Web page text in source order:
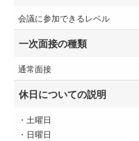
会議に参加できるレベル
一次面接の種類
通常面接
休日についての説明
・土曜日
・日曜日